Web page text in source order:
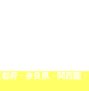
府・奈良県・関西圏・